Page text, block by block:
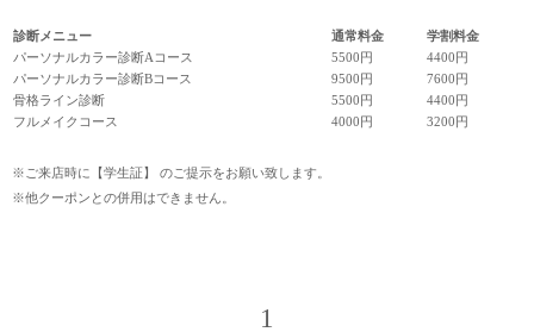
診断メニュー 通常料金
学割料金
パーソナルカラー診断Aコース
5500円
4400円
パーソナルカラー診断Bコース
9500円
7600円
骨格ライン診断
5500円
4400円
フルメイクコース
4000円 3200円
※ご来店時に【学生証】 のご提示をお願い致します。
※他クーポンとの併用はできません。
1